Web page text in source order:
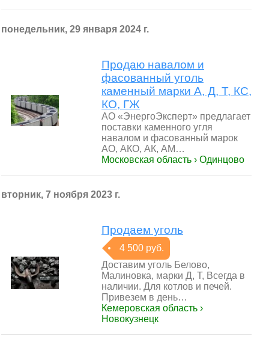
понедельник, 29 января 2024 г.
Продаю навалом и
фасованный уголь
каменный марки А, Д, Т, КС,
КО, ГЖ
АО «ЭнергоЭксперт» предлагает
поставки каменного угля
навалом и фасованный марок
АО, АКО, АК, АМ…
Московская область › Одинцово
вторник, 7 ноября 2023 г.
Продаем уголь
4 500 руб.
Доставим уголь Белово,
Малиновка, марки Д, Т, Всегда в
наличии. Для котлов и печей.
Привезем в день…
Кемеровская область ›
Новокузнецк